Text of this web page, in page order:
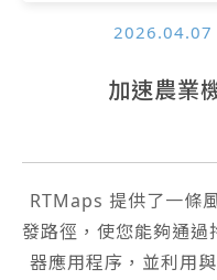
2026.04.07
加速農業
RTMaps 提供了一條
發路徑，使您能夠通
器應用程序，並利用